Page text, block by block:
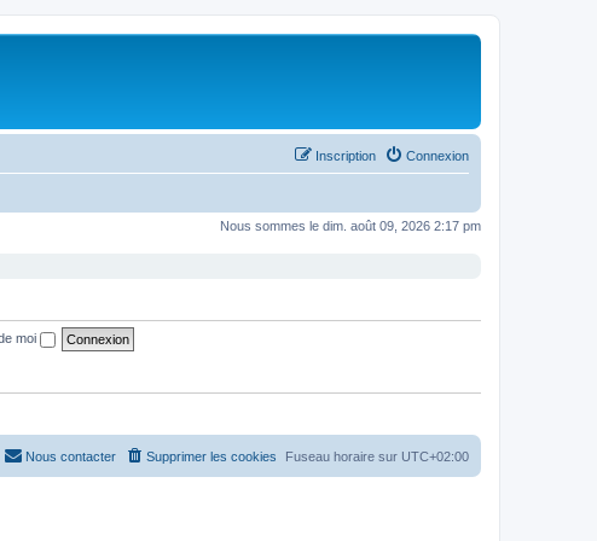
Connexion
Inscription
Nous sommes le dim. août 09, 2026 2:17 pm
moi
Fuseau horaire sur UTC+02:00
Supprimer les cookies
Nous contacter